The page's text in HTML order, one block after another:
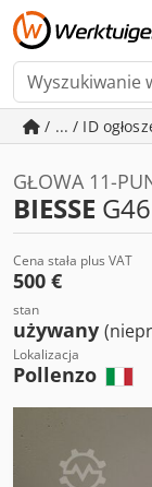
/ ... / ID
GŁOWA 11-
BIESSE
Cena stała plus VAT
500 €
stan
używany
Lokalizacja
Pollenzo